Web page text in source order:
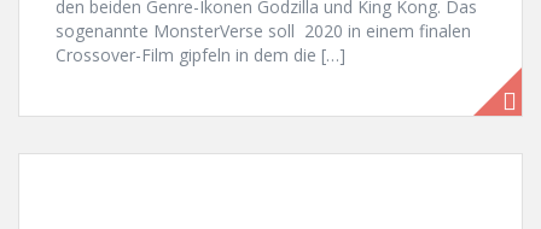
den beiden Genre-Ikonen Godzilla und King Kong. Das
sogenannte MonsterVerse soll 2020 in einem finalen
Crossover-Film gipfeln in dem die […]